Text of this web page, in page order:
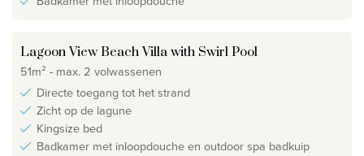
Lagoon View Beach Villa with Swirl Pool
51m² - max. 2 volwassenen
Directe toegang tot het strand
Zicht op de lagune
Kingsize bed
Badkamer met inloopdouche en outdoor spa badkuip